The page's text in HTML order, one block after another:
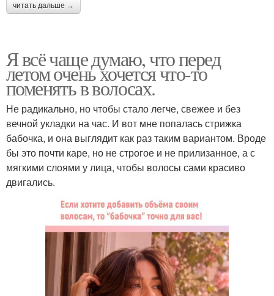
читать дальше →
Я всё чаще думаю, что перед
летом очень хочется что-то
поменять в волосах.
Не радикально, но чтобы стало легче, свежее и без
вечной укладки на час. И вот мне попалась стрижка
бабочка, и она выглядит как раз таким вариантом. Вроде
бы это почти каре, но не строгое и не прилизанное, а с
мягкими слоями у лица, чтобы волосы сами красиво
двигались.